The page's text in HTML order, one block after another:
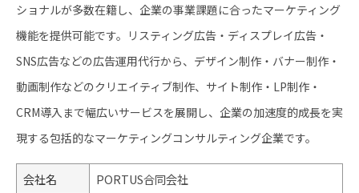
ショナルが多数在籍し、企業の事業課題に合ったマーケティング
機能を提供可能です。リスティング広告・ディスプレイ広告・
SNS広告などの広告運用代行から、デザイン制作・バナー制作・
動画制作などのクリエイティブ制作、サイト制作・LP制作・
CRM導入まで幅広いサービスを展開し、企業の加速度的成長を実
現する包括的なマーケティングコンサルティング企業です。
会社名
PORTUS合同会社